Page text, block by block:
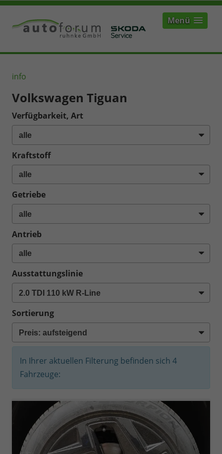
Menü
info
Volkswagen Tiguan
Verfügbarkeit, Art
Kraftstoff
Getriebe
Antrieb
Ausstattungslinie
Sortierung
In Ihrer aktuellen Filterung befinden sich 4
Fahrzeuge: